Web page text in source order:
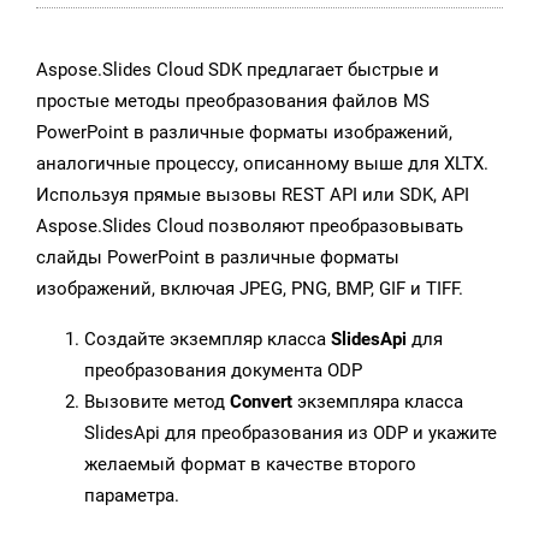
Aspose.Slides Cloud SDK предлагает быстрые и
простые методы преобразования файлов MS
PowerPoint в различные форматы изображений,
аналогичные процессу, описанному выше для XLTX.
Используя прямые вызовы REST API или SDK, API
Aspose.Slides Cloud позволяют преобразовывать
слайды PowerPoint в различные форматы
изображений, включая JPEG, PNG, BMP, GIF и TIFF.
Создайте экземпляр класса SlidesApi для
преобразования документа ODP
Вызовите метод Convert экземпляра класса
SlidesApi для преобразования из ODP и укажите
желаемый формат в качестве второго
параметра.